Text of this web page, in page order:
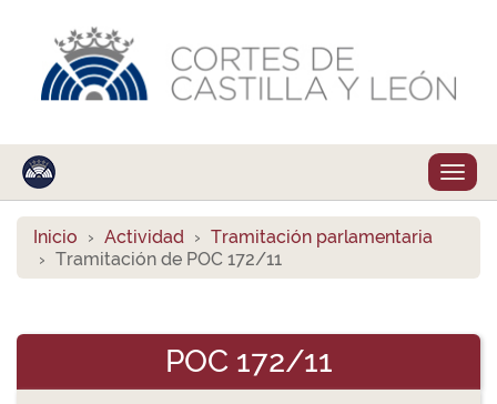
Inicio Actividad
Tramitación parlamentaria
Tramitación de POC 172/11
POC 172/11